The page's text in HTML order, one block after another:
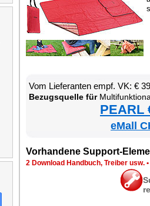
Vom Lie­fe­ran­ten empf. VK: €
Be­zugs­quel­le fürMul­ti­funk­tio­na­le
PEARL
eMall
Vor­han­de­ne Sup­port-
2 Down­load Hand­buch, Trei­ber usw. •